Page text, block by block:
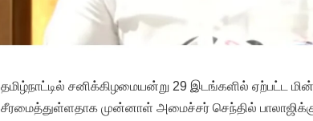
தமிழ்நாட்டில் சனிக்கிழமையன்று 29 இடங்களில் ஏற்பட்ட
சீரமைத்துள்ளதாக முன்னாள் அமைச்சர் செந்தில்